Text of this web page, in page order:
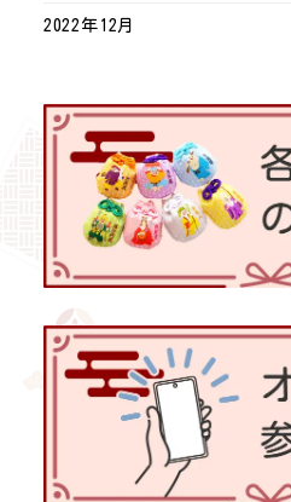
2022年12月